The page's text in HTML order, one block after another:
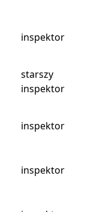
inspektor
starszy
inspektor
inspektor
inspektor